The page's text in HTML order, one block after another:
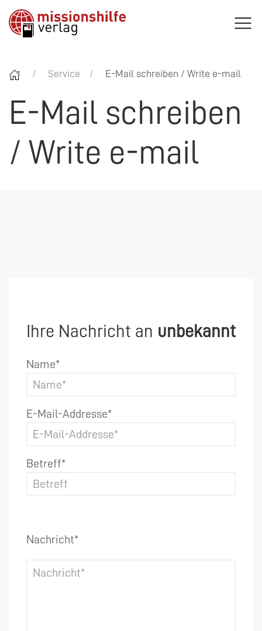
Service E-Mail schreiben / Write e-mail
E-Mail schreiben
/ Write e-mail
Ihre Nachricht an unbekannt
Name*
E-Mail-Addresse*
Betreff*
Nachricht*